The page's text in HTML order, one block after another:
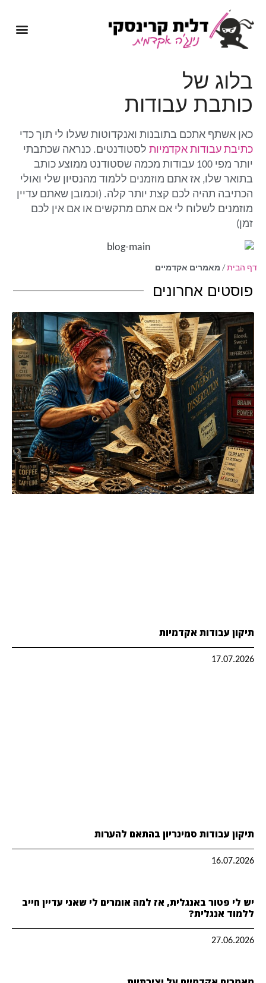
בלוג של
כותבת עבודות
כאן אשתף אתכם בתובנות ואנקדוטות שעלו לי תוך כדי
כתיבת עבודות אקדמיות לסטודנטים. כנראה שכתבתי
יותר מפי 100 עבודות מכמה שסטודנט ממוצע כותב
בתואר שלו, אז אתם מוזמנים ללמוד מהנסיון שלי ואולי
הכתיבה תהיה לכם קצת יותר קלה. (וכמובן שאתם עדיין
מוזמנים לשלוח לי אם אתם מתקשים או אם אין לכם
זמן)
דף הבית / מאמרים אקדמיים
פוסטים אחרונים
תיקון עבודות אקדמיות
17.07.2026
תיקון עבודות סמינריון בהתאם להערות
16.07.2026
יש לי פטור באנגלית, אז למה אומרים לי שאני עדיין חייב
ללמוד אנגלית?
27.06.2026